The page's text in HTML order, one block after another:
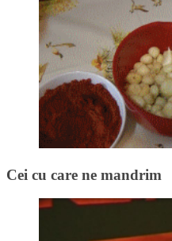
Cei cu care ne mandrim